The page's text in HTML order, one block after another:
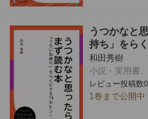
うつかなと
持ち」をら
和田秀樹
小説・実用書
レビュー投稿数
1巻まで公開中